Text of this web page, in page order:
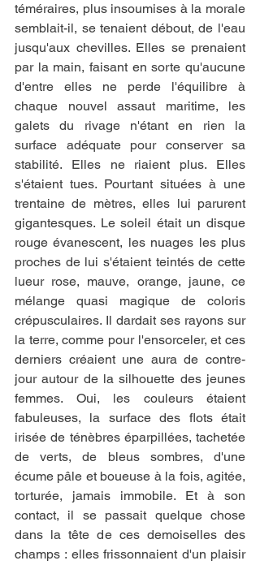
téméraires, plus insoumises à la morale
semblait-il, se tenaient débout, de l'eau
jusqu'aux chevilles. Elles se prenaient
par la main, faisant en sorte qu'aucune
d'entre elles ne perde l'équilibre à
chaque nouvel assaut maritime, les
galets du rivage n'étant en rien la
surface adéquate pour conserver sa
stabilité. Elles ne riaient plus. Elles
s'étaient tues. Pourtant situées à une
trentaine de mètres, elles lui parurent
gigantesques. Le soleil était un disque
rouge évanescent, les nuages les plus
proches de lui s'étaient teintés de cette
lueur rose, mauve, orange, jaune, ce
mélange quasi magique de coloris
crépusculaires. Il dardait ses rayons sur
la terre, comme pour l'ensorceler, et ces
derniers créaient une aura de contre-
jour autour de la silhouette des jeunes
femmes. Oui, les couleurs étaient
fabuleuses, la surface des flots était
irisée de ténèbres éparpillées, tachetée
de verts, de bleus sombres, d'une
écume pâle et boueuse à la fois, agitée,
torturée, jamais immobile. Et à son
contact, il se passait quelque chose
dans la tête de ces demoiselles des
champs : elles frissonnaient d'un plaisir